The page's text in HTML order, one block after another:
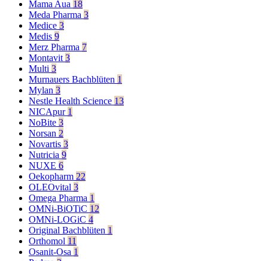
Mama Aua 18
Meda Pharma 3
Medice 3
Medis 9
Merz Pharma 7
Montavit 3
Multi 3
Murnauers Bachblüten 1
Mylan 3
Nestle Health Science 13
NICApur 1
NoBite 3
Norsan 2
Novartis 3
Nutricia 9
NUXE 6
Oekopharm 22
OLEOvital 3
Omega Pharma 1
OMNi-BiOTiC 12
OMNi-LOGiC 4
Original Bachblüten 1
Orthomol 11
Osanit-Osa 1